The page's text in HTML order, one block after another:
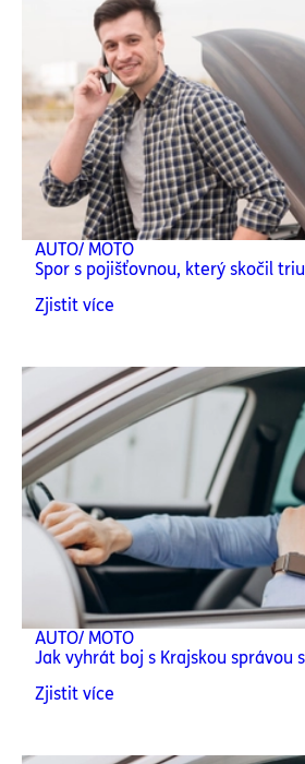
AUTO/ MOTO
Spor s pojišťovnou, který skočil
Zjistit více
AUTO/ MOTO
Jak vyhrát boj s Krajskou správou
Zjistit více